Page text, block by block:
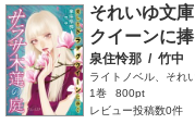
それいゆ文
クイーンに
泉住怜那 / 竹中
ライトノベル、それ
1巻
800pt
レビュー投稿数0件